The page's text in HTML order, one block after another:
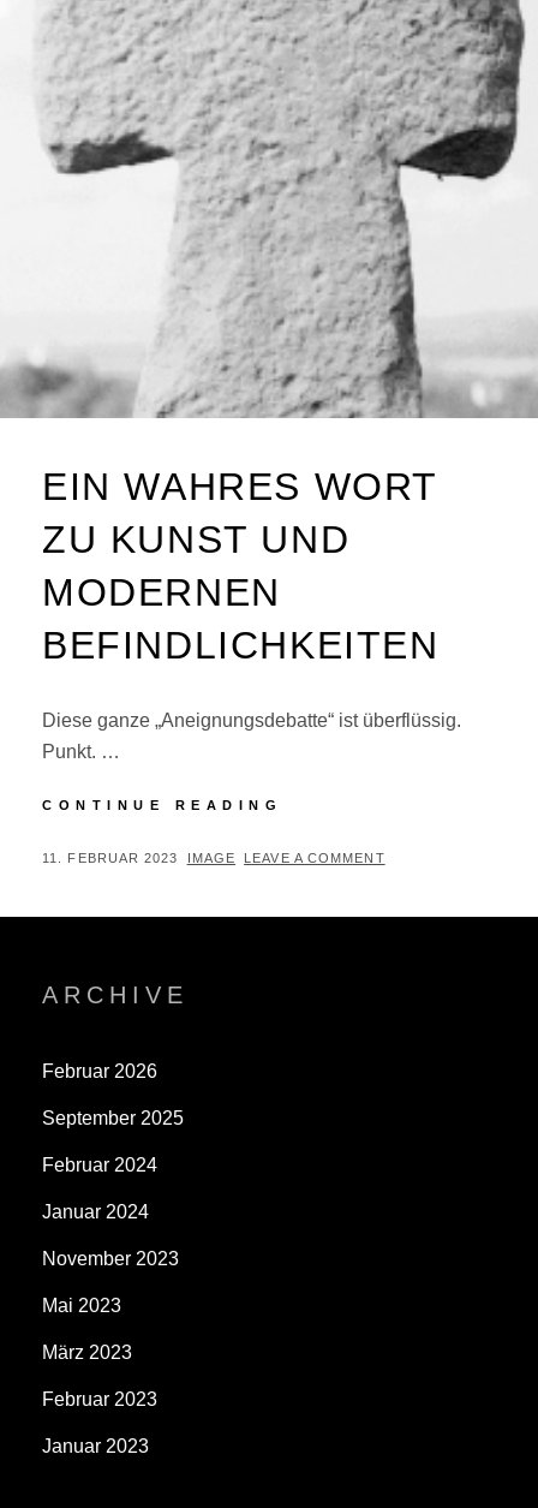
EIN WAHRES WORT
ZU KUNST UND
MODERNEN
BEFINDLICHKEITEN
Diese ganze „Aneignungsdebatte“ ist überflüssig.
Punkt. …
CONTINUE READING
WORT
POSTED
11. FEBRUAR 2023 BY
IMAGE LEAVE A COMMENT
ARCHIVE
Februar 2026
September 2025
Februar 2024
Januar 2024
November 2023
Mai 2023
März 2023
Februar 2023
Januar 2023